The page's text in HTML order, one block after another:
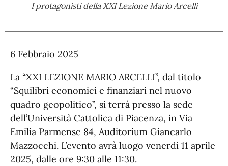
I protagonisti della XXI Lezione Mario Arcelli
6 Febbraio 2025
La “XXI LEZIONE MARIO ARCELLI”, dal titolo
“Squilibri economici e finanziari nel nuovo
quadro geopolitico”, si terrà presso la sede
dell’Università Cattolica di Piacenza, in Via
Emilia Parmense 84, Auditorium Giancarlo
Mazzocchi. L’evento avrà luogo venerdì 11 aprile
2025, dalle ore 9:30 alle 11:30.